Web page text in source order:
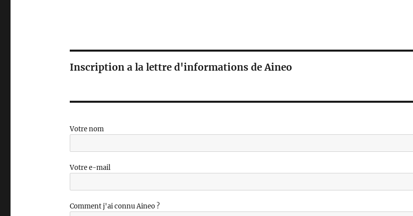
Inscription a la lettre d'informations de Aineo
Votre nom
Votre e-mail
Comment j'ai connu Aineo ?